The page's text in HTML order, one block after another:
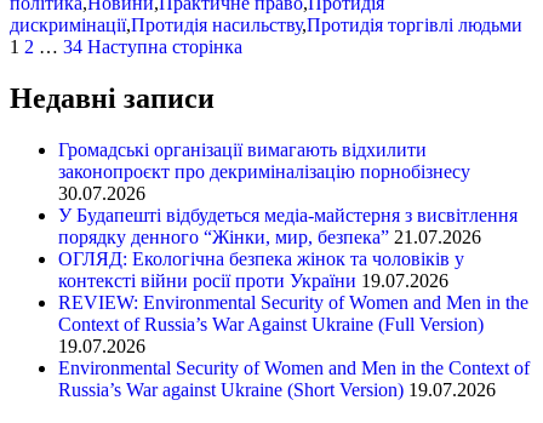
дискримінації,Протидія насильству,Протидія торгівлі людьми
Навігація
записів
Сторінка
1 Сторінка
2 … Сторінка
34 Наступна сторінка
Недавні записи
Громадські організації вимагають відхилити
законопроєкт про декриміналізацію порнобізнесу
30.07.2026
У Будапешті відбудеться медіа-майстерня з висвітлення
порядку денного “Жінки, мир, безпека” 21.07.2026
ОГЛЯД: Екологічна безпека жінок та чоловіків у
контексті війни росії проти України 19.07.2026
REVIEW: Environmental Security of Women and Men in the
Context of Russia’s War Against Ukraine (Full Version)
19.07.2026
Environmental Security of Women and Men in the Context of
Russia’s War against Ukraine (Short Version) 19.07.2026